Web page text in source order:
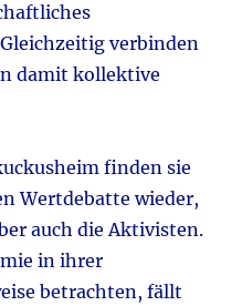
verbinden
damit kollektive
finden sie
Wertdebatte wieder,
auch die Aktivisten.
in ihrer
betrachten, fällt